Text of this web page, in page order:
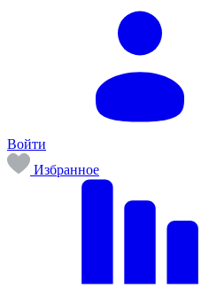
Войти
Избранное